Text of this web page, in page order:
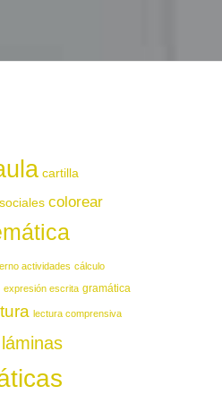
cartilla
colorear
actividades cálculo
expresión escrita gramática
lectura comprensiva
láminas